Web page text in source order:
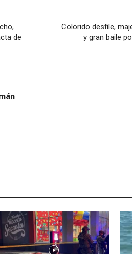
de
Colorido desfile,
y gran baile